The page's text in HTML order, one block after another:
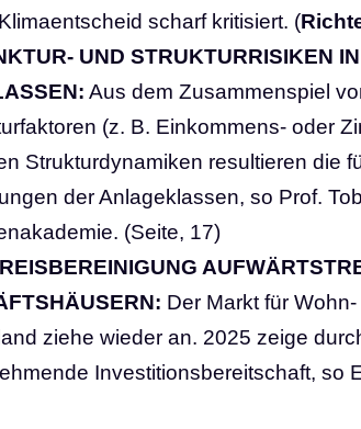
Klimaentscheid scharf kritisiert. (
UND STRUKTURRISIKEN
Aus dem Zusammenspiel
(z. B. Einkommens- oder
Strukturdynamiken resultieren die
der Anlageklassen, so Prof.
(Seite, 17)
Der Markt für
ziehe wieder an. 2025 zeige
Investitionsbereitschaft, so